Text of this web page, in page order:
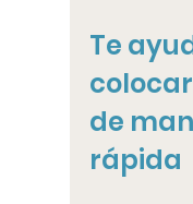
Te
de
rápida